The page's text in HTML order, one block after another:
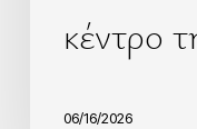
κέντρο
06/16/2026